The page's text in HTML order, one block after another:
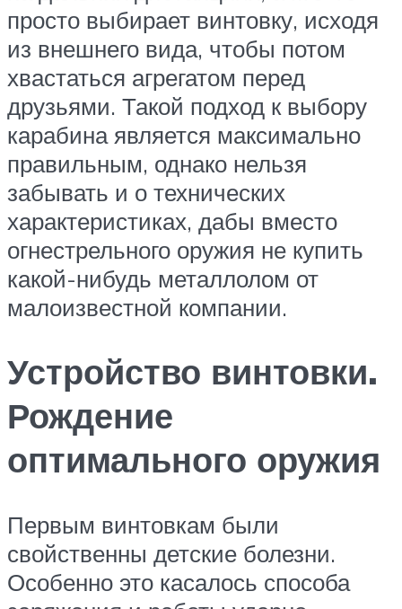
просто выбирает винтовку, исходя
из внешнего вида, чтобы потом
хвастаться агрегатом перед
друзьями. Такой подход к выбору
карабина является максимально
правильным, однако нельзя
забывать и о технических
характеристиках, дабы вместо
огнестрельного оружия не купить
какой-нибудь металлолом от
малоизвестной компании.
Устройство винтовки.
Рождение
оптимального оружия
Первым винтовкам были
свойственны детские болезни.
Особенно это касалось способа